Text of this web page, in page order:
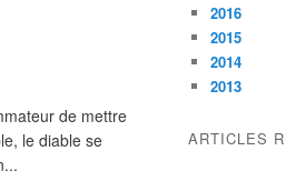
de mettre
le diable se
2016
2015
2014
2013
ARTICLES